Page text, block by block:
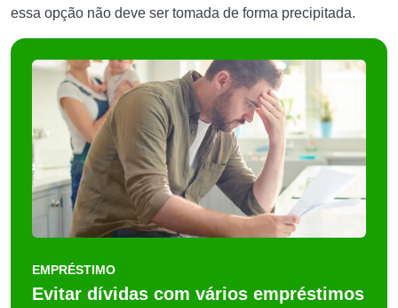
essa opção não deve ser tomada de forma precipitada.
EMPRÉSTIMO
Evitar dívidas com vários empréstimos